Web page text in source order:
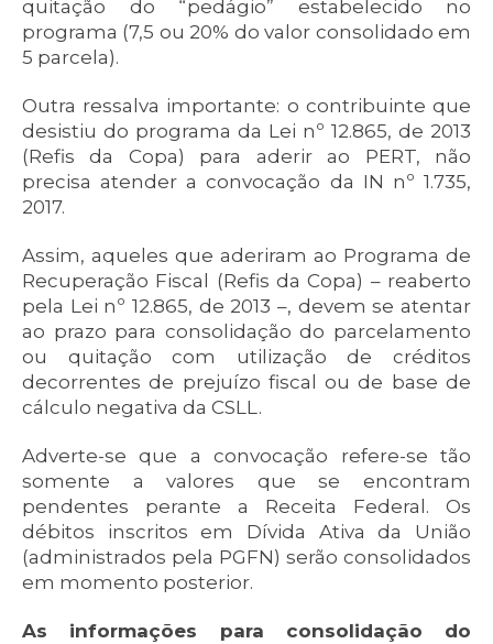
quitação do “pedágio” estabelecido no
programa (7,5 ou 20% do valor consolidado em
5 parcela).
Outra ressalva importante: o contribuinte que
desistiu do programa da Lei nº 12.865, de 2013
(Refis da Copa) para aderir ao PERT, não
precisa atender a convocação da IN nº 1.735,
2017.
Assim, aqueles que aderiram ao Programa de
Recuperação Fiscal (Refis da Copa) – reaberto
pela Lei nº 12.865, de 2013 –, devem se atentar
ao prazo para consolidação do parcelamento
ou quitação com utilização de créditos
decorrentes de prejuízo fiscal ou de base de
cálculo negativa da CSLL.
Adverte-se que a convocação refere-se tão
somente a valores que se encontram
pendentes perante a Receita Federal. Os
débitos inscritos em Dívida Ativa da União
(administrados pela PGFN) serão consolidados
em momento posterior.
As informações para consolidação do